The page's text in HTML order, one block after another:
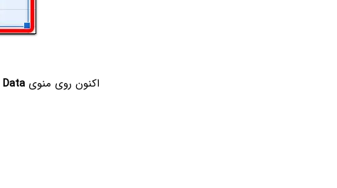
اکنون روی منویData